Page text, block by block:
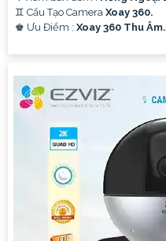
♊ Cấu Tạo Camera Xoay 360.
️♚ Ưu Điểm : Xoay 360 Thu Âm.